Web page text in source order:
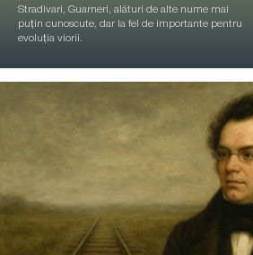
Stradivari, Guarneri, alături de alte nume mai
puțin cunoscute, dar la fel de importante pentru
evoluția viorii.